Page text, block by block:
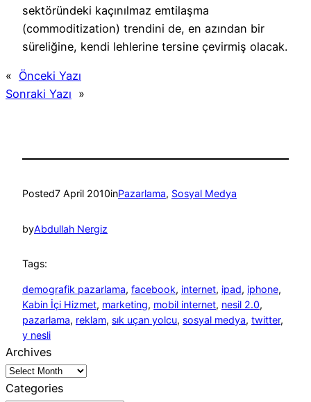
sektöründeki kaçınılmaz emtilaşma
(commoditization) trendini de, en azından bir
süreliğine, kendi lehlerine tersine çevirmiş olacak.
« Önceki Yazı
Sonraki Yazı »
Posted7 April 2010inPazarlama, Sosyal Medya
byAbdullah Nergiz
Tags:
demografik pazarlama, facebook, internet, ipad, iphone
Kabin İçi Hizmet, marketing, mobil internet, nesil 2.0
pazarlama, reklam, sık uçan yolcu, sosyal medya, twitter
y nesli
Archives
Categories